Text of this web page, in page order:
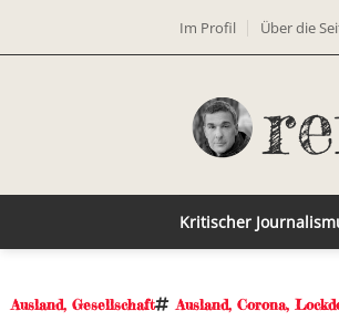
Im Profil Über die
Kritischer
Ausland, Gesellschaft Ausland, Corona,